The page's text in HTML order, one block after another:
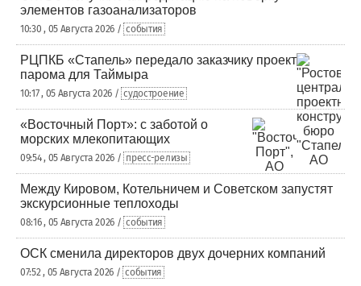
элементов газоанализаторов
10:30 , 05 Августа 2026 / события
РЦПКБ «Стапель» передало заказчику проект
парома для Таймыра
10:17 , 05 Августа 2026 / судостроение
«Восточный Порт»: с заботой о
морских млекопитающих
09:54 , 05 Августа 2026 / пресс-релизы
Между Кировом, Котельничем и Советском запустят
экскурсионные теплоходы
08:16 , 05 Августа 2026 / события
ОСК сменила директоров двух дочерних компаний
07:52 , 05 Августа 2026 / события